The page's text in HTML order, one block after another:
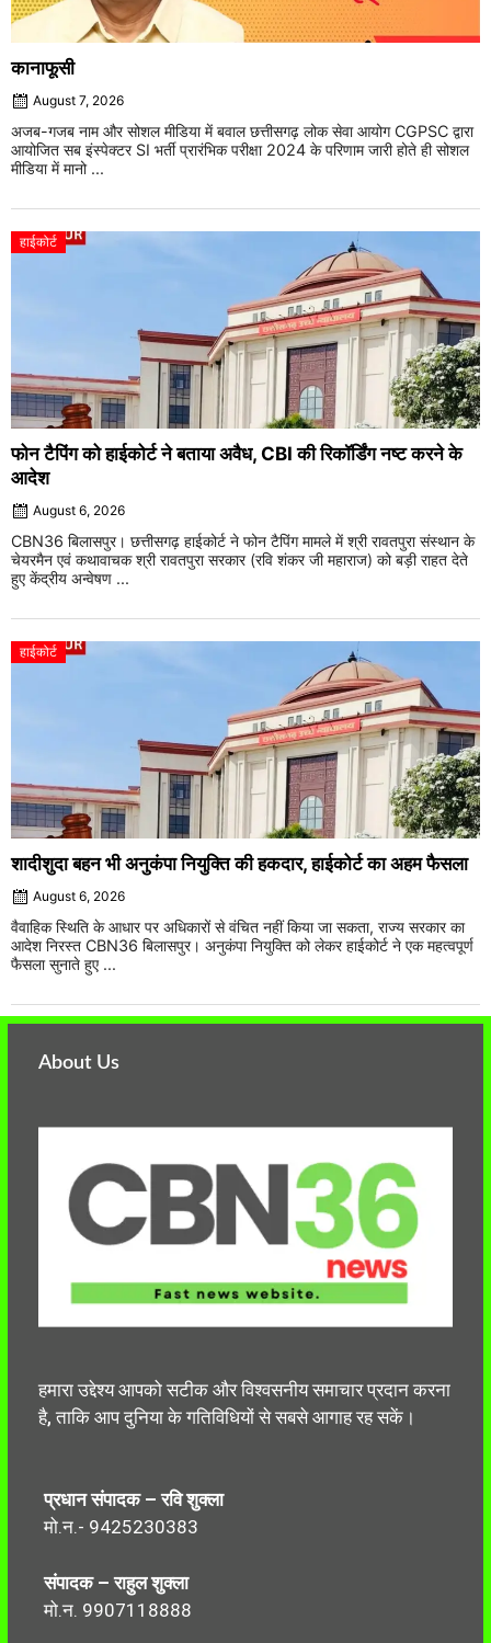
कानाफूसी
August 7, 2026
अजब-गजब नाम और सोशल मीडिया में बवाल छत्तीसगढ़ लोक सेवा आयोग CGPSC द्वारा
आयोजित सब इंस्पेक्टर SI भर्ती प्रारंभिक परीक्षा 2024 के परिणाम जारी होते ही सोशल
मीडिया में मानो ...
हाईकोर्ट
फोन टैपिंग को हाईकोर्ट ने बताया अवैध, CBI की रिकॉर्डिंग नष्ट करने के
आदेश
August 6, 2026
CBN36 बिलासपुर। छत्तीसगढ़ हाईकोर्ट ने फोन टैपिंग मामले में श्री रावतपुरा संस्थान के
चेयरमैन एवं कथावाचक श्री रावतपुरा सरकार (रवि शंकर जी महाराज) को बड़ी राहत देते
हुए केंद्रीय अन्वेषण ...
हाईकोर्ट
शादीशुदा बहन भी अनुकंपा नियुक्ति की हकदार, हाईकोर्ट का अहम फैसला
August 6, 2026
वैवाहिक स्थिति के आधार पर अधिकारों से वंचित नहीं किया जा सकता, राज्य सरकार का
आदेश निरस्त CBN36 बिलासपुर। अनुकंपा नियुक्ति को लेकर हाईकोर्ट ने एक महत्वपूर्ण
फैसला सुनाते हुए ...
About Us
हमारा उद्देश्य आपको सटीक और विश्वसनीय समाचार प्रदान करना
है, ताकि आप दुनिया के गतिविधियों से सबसे आगाह रह सकें।
प्रधान संपादक – रवि शुक्ला
मो.न.- 9425230383
संपादक – राहुल शुक्ला
मो.न. 9907118888